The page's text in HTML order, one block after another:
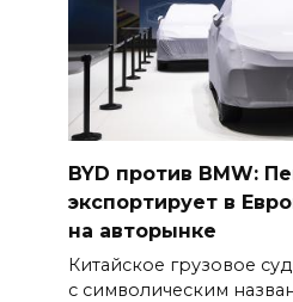
BYD против BMW:
экспортирует в
на авторынке
Китайское грузовое
с символическим